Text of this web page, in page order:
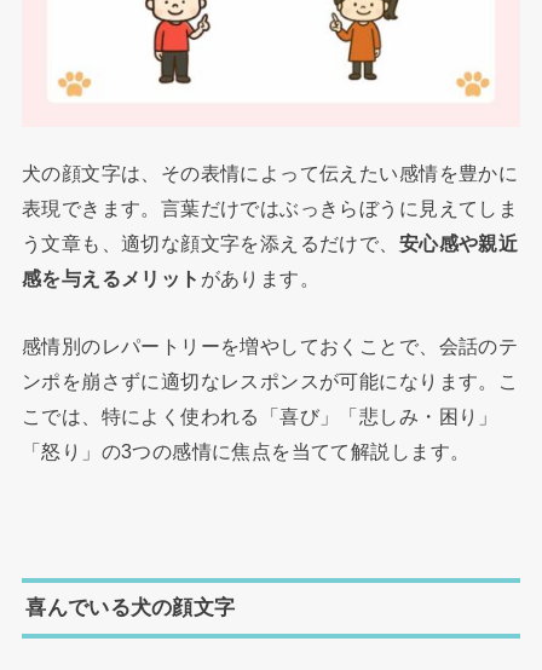
犬の顔文字は、その表情によって伝えたい感情を豊かに
表現できます。言葉だけではぶっきらぼうに見えてしま
う文章も、適切な顔文字を添えるだけで、 安心感や親近
感を与えるメリット があります。
感情別のレパートリーを増やしておくことで、会話のテ
ンポを崩さずに適切なレスポンスが可能になります。こ
こでは、特によく使われる「喜び」「悲しみ・困り」
「怒り」の3つの感情に焦点を当てて解説します。
喜んでいる犬の顔文字